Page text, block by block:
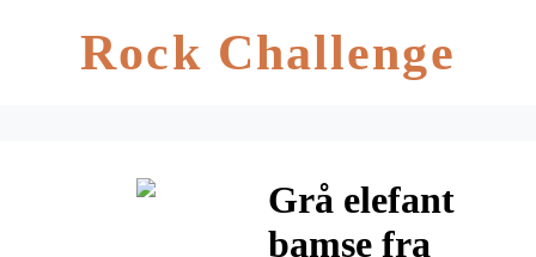
Rock Challenge
Grå elefant
bamse fra